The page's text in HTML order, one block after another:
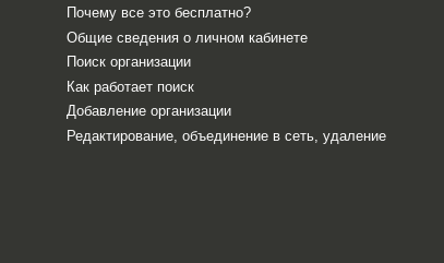
Почему все это бесплатно?
Общие сведения о личном кабинете
Поиск организации
Как работает поиск
Добавление организации
Редактирование, объединение в сеть, удаление